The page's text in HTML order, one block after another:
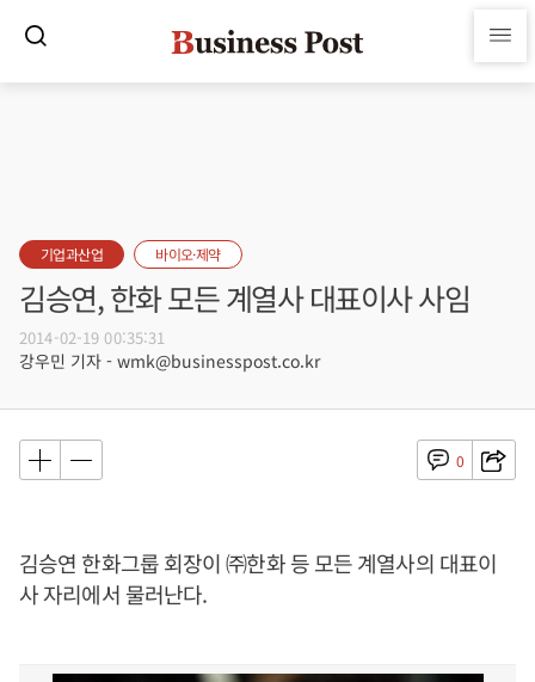
기업과산업 바이오·제약
김승연, 한화 모든 계열사 대표이사 사임
2014-02-19 00:35:31
강우민 기자 - wmk@businesspost.co.kr
0
김승연 한화그룹 회장이 ㈜한화 등 모든 계열사의 대표이
사 자리에서 물러난다.